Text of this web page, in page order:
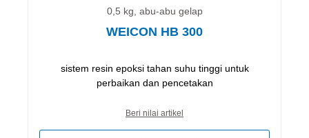
0,5 kg, abu-abu gelap
WEICON HB 300
sistem resin epoksi tahan suhu tinggi untuk
perbaikan dan pencetakan
Beri nilai artikel